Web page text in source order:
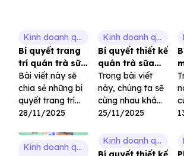
Kinh doanh quán trà sữa
Bí quyết trang
trí quán trà sữa
hút khách và
quản lý hiệu
quả
Bài viết này sẽ
chia sẻ những bí
quyết trang trí
quán trà sữa hiệu
đưa ra các giải
pháp quản lý
28/11/2025
Kinh doanh quán trà sữa
Bí quyết thiết kế
quán trà sữa
đẹp, độc đáo
thu hút khách
hàng
Trong bài viết
này, chúng ta sẽ
cùng nhau khám
phá những xu
quán trà sữa
đang thịnh hành,
25/11/2025
Kinh doanh quán trà sữa
Kinh doanh quán trà sữa